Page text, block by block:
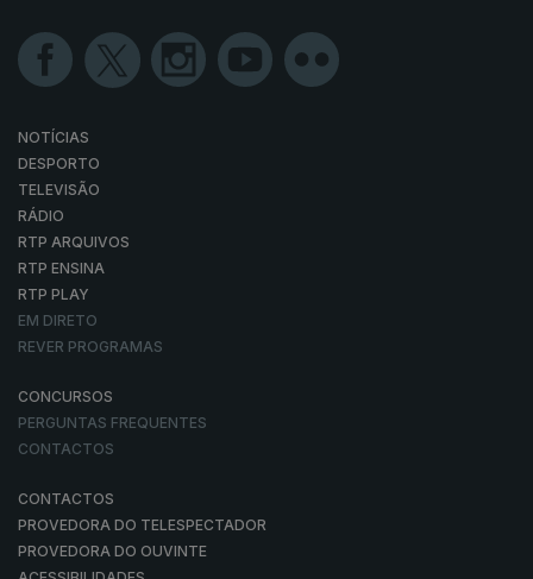
NOTÍCIAS
DESPORTO
TELEVISÃO
RÁDIO
RTP ARQUIVOS
RTP ENSINA
RTP PLAY
EM DIRETO
REVER PROGRAMAS
CONCURSOS
PERGUNTAS FREQUENTES
CONTACTOS
CONTACTOS
PROVEDORA DO TELESPECTADOR
PROVEDORA DO OUVINTE